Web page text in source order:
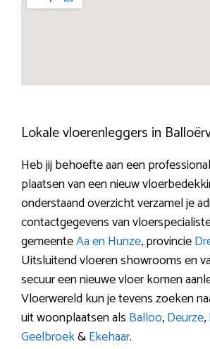
Lokale vloerenleggers in
Heb jij behoefte aan een
plaatsen van een nieuw
onderstaand overzicht verzamel je
contactgegevens van
gemeenteAa en Hunze, provincie
Uitsluitend vloeren showrooms en
secuur een nieuwe vloer komen
Vloerwereld kun je tevens zoeken
uit woonplaatsen als Balloo,Deurze,
Geelbroek&Ekehaar.